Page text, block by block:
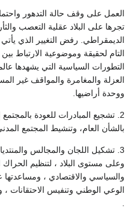
العمل على وقف حالة التدهور
تجرها على البلاد عقلية التعصب
الديمقراطي. رفض التغيير الذي
التام لحقيقة وموضوعية الارتباط
التطورات السياسية التي يشهدها
العزلة والمغامرة والمواقف غير
ووحدة أراضيها.
2. تشجيع المبادرات للعودة
بالشأن العام، وتنشيط المجتمع
3. تشكيل اللجان والمجالس
وعلى مستوى البلاد ، لتنظيم الحراك
والسياسي والاقتصادي ،
الوعي الوطني وتنفيس الاحتقانات ،